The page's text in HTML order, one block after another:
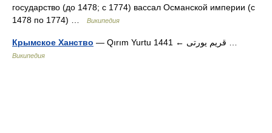
государство (до 1478; с 1774) вассал Османской империи (с
1478 по 1774) …
Википедия
Крымское Ханство
Википедия